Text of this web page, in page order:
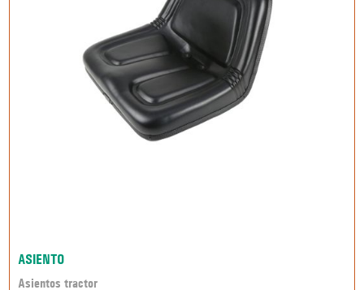
ASIENTO
Asientos tractor